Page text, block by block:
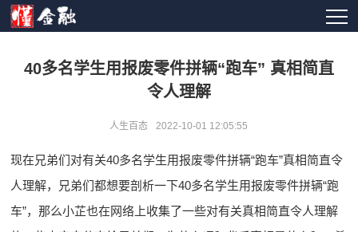
40多名学生用报废零件拼辆“跑车” 真相简直
令人理解
人生百态 2022-10-01 12:05:55
现在兄弟们对有关40多名学生用报废零件拼辆“跑车”真相简直令
人理解，兄弟们都想要剖析一下40多名学生用报废零件拼辆“跑
车”，那么小芷也在网络上收集了一些对有关真相简直令人理解